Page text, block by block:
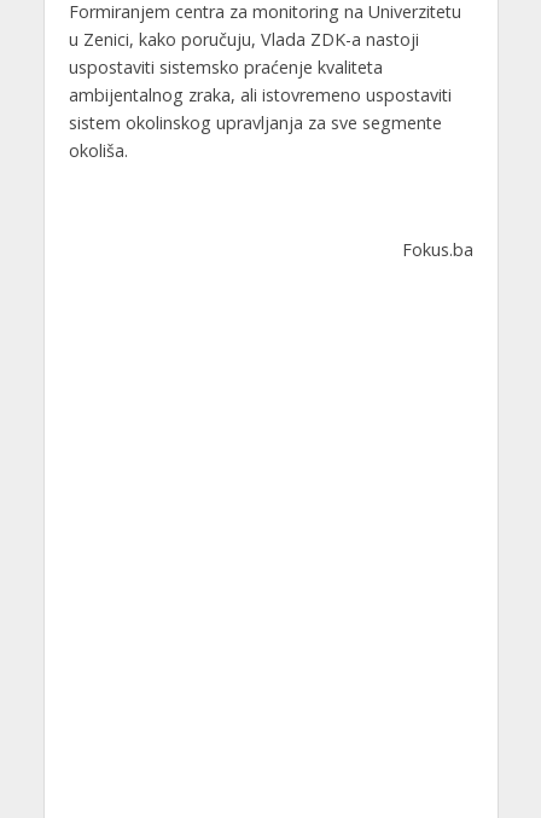
Formiranjem centra za monitoring na Univerzitetu
u Zenici, kako poručuju, Vlada ZDK-a nastoji
uspostaviti sistemsko praćenje kvaliteta
ambijentalnog zraka, ali istovremeno uspostaviti
sistem okolinskog upravljanja za sve segmente
okoliša.
Fokus.ba